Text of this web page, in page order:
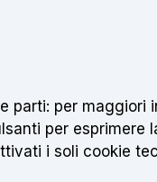
Inserisci testo da
parti: per maggiori
per esprimere
i soli cookie